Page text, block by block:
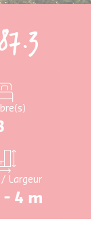
/ Largeur
4 m